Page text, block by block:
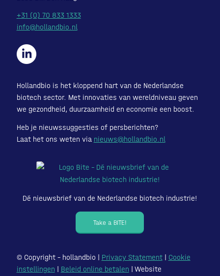
+31 (0) 70 833 1333
info@hollandbio.nl
Hollandbio is het kloppend hart van de Nederlandse
biotech sector. Met innovaties van wereldniveau geven
we gezondheid, duurzaamheid en economie een boost.
Heb je nieuwssuggesties of persberichten?
Laat het ons weten via nieuws@hollandbio.nl
Dé nieuwsbrief van de Nederlandse biotech industrie!
Take a BITE!
© Copyright – hollandbio | Privacy Statement| Cookie
instellingen | Beleid online betalen | Website